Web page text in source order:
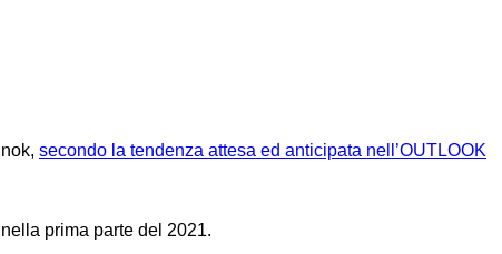
secondo la tendenza attesa ed anticipata nell’OUTLOOK
prima parte del 2021.